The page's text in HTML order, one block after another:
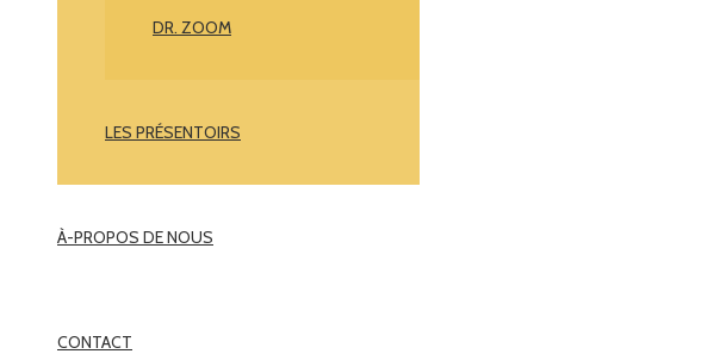
DR. ZOOM
LES PRÉSENTOIRS
À-PROPOS DE NOUS
CONTACT